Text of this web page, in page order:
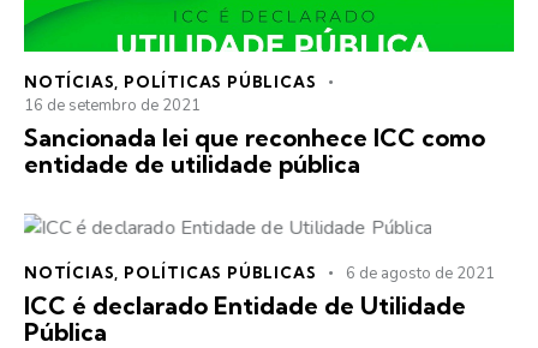
NOTÍCIAS POLÍTICAS PÚBLICAS
16 de setembro de 2021
Sancionada lei que reconhece ICC como
entidade de utilidade pública
NOTÍCIAS POLÍTICAS PÚBLICAS 6 de agosto de 2021
ICC é declarado Entidade de Utilidade
Pública